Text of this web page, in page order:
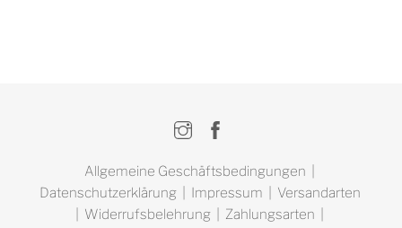
Die
können
auf
Instagram
Allgemeine Geschäftsbedingungen
Datenschutzerklärung| Impressum
Versandarten
Widerrufsbelehrung Zahlungsarten